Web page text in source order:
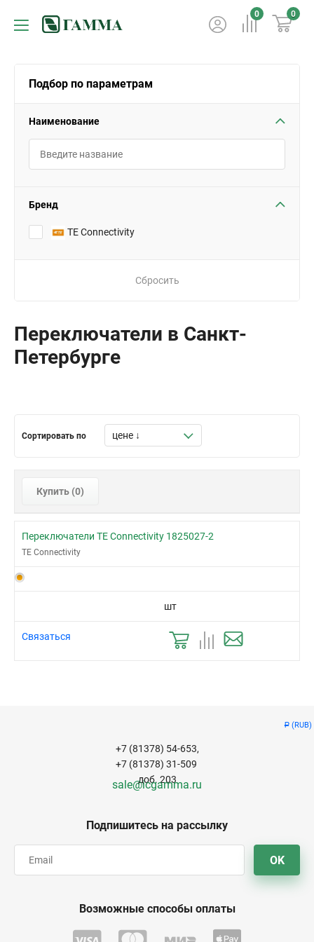
Р (RUB)
0 0
Подбор по параметрам
Наименование
Бренд
TE Connectivity
Сбросить
Переключатели в Санкт-
Петербурге
Сортировать по
Купить (0)
Переключатели TE Connectivity 1825027-2
TE Connectivity
шт
Связаться
Подпишитесь на рассылку
OK
+7 (81378) 54-653,
+7 (81378) 31-509
доб. 203
sale@icgamma.ru
Возможные способы оплаты